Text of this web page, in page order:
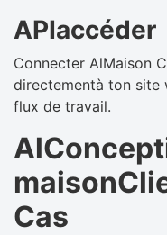
APIaccéder
Connecter AlMaison
directementà ton site
flux de travail.
Cas